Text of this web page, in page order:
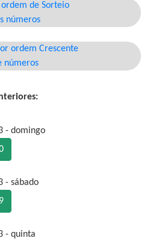
de Sorteio
números
ordem Crescente
números
- domingo
- sábado
- quinta